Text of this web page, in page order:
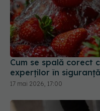
Cum se spală corect
experților în
17 mai 2026, 17:00